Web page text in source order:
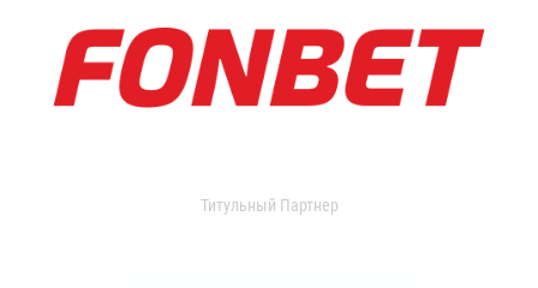
Титульный Партнер